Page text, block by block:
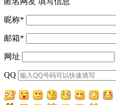
昵称*
邮箱*
网址
QQ